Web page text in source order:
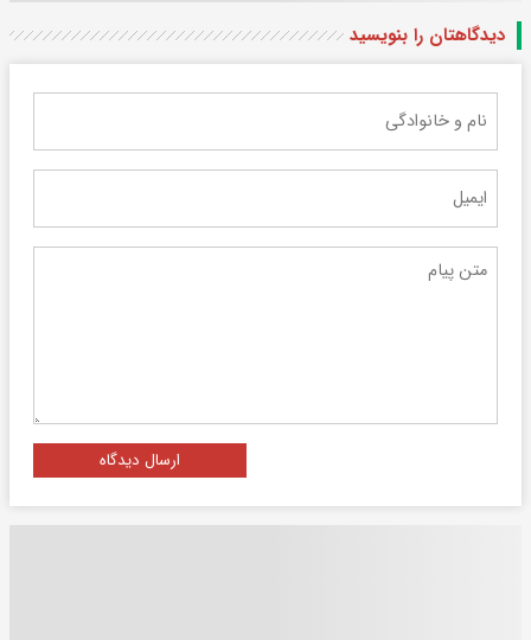
دیدگاهتان را بنویسید
ارسال دیدگاه